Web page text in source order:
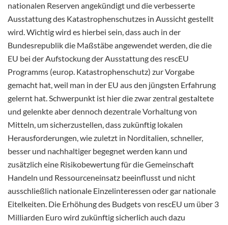
nationalen Reserven angekündigt und die verbesserte
Ausstattung des Katastrophenschutzes in Aussicht gestellt
wird. Wichtig wird es hierbei sein, dass auch in der
Bundesrepublik die Maßstäbe angewendet werden, die die
EU bei der Aufstockung der Ausstattung des rescEU
Programms (europ. Katastrophenschutz) zur Vorgabe
gemacht hat, weil man in der EU aus den jüngsten Erfahrung
gelernt hat. Schwerpunkt ist hier die zwar zentral gestaltete
und gelenkte aber dennoch dezentrale Vorhaltung von
Mitteln, um sicherzustellen, dass zukünftig lokalen
Herausforderungen, wie zuletzt in Norditalien, schneller,
besser und nachhaltiger begegnet werden kann und
zusätzlich eine Risikobewertung für die Gemeinschaft
Handeln und Ressourceneinsatz beeinflusst und nicht
ausschließlich nationale Einzelinteressen oder gar nationale
Eitelkeiten. Die Erhöhung des Budgets von rescEU um über 3
Milliarden Euro wird zukünftig sicherlich auch dazu